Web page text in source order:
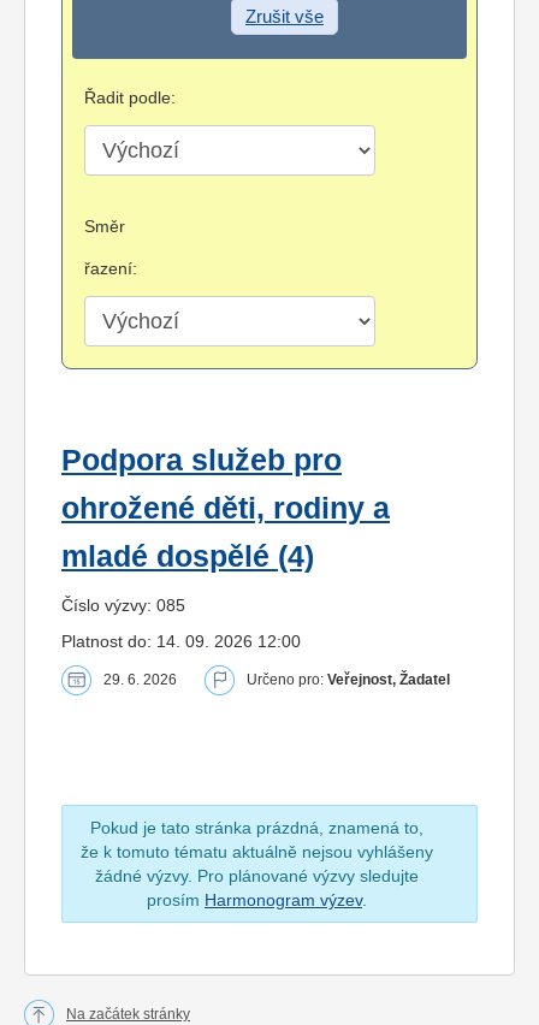
Zrušit vše
Řadit podle:
Směr
řazení:
Podpora služeb pro
ohrožené děti, rodiny a
mladé dospělé (4)
Číslo výzvy: 085
Platnost do: 14. 09. 2026 12:00
29. 6. 2026 Určeno pro: Veřejnost, Žadatel
Pokud je tato stránka prázdná, znamená to,
že k tomuto tématu aktuálně nejsou vyhlášeny
žádné výzvy. Pro plánované výzvy sledujte
prosím Harmonogram výzev.
Na začátek stránky